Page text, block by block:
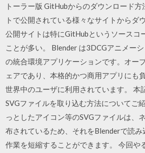
トーラー版 GitHubからのダウンロード方
トで公開されている様々なサイトからダ
公開サイトは特にGitHubというソースコ
ことが多い。 Blender は3DCGアニメー
の統合環境アプリケーションです。オー
ェアであり、本格的かつ商用アプリにも
世界中のユーザに利用されています。 本
SVGファイルを取り込む方法についてご
っとしたアイコン等のSVGファイルは、
布されているため、それをBlenderで読
作業を短縮することができます。 今回や